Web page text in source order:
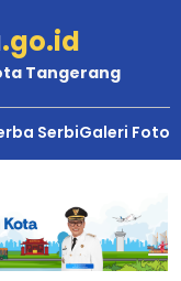
.go.id
Tangerang
SerbiGaleri Foto